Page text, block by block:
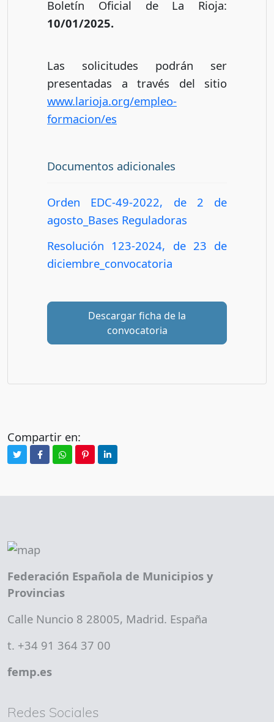
Boletín Oficial de La Rioja:
10/01/2025.
Las solicitudes podrán ser
presentadas a través del sitio
www.larioja.org/empleo-
formacion/es
Documentos adicionales
Orden EDC-49-2022, de 2 de
agosto_Bases Reguladoras
Resolución 123-2024, de 23 de
diciembre_convocatoria
Descargar ficha de la
convocatoria
Compartir en:
Federación Española de Municipios y
Provincias
Calle Nuncio 8 28005, Madrid. España
t. +34 91 364 37 00
femp.es
Redes Sociales